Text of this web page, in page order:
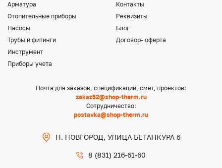
Арматура
Отопительные приборы
Насосы
Трубы и фитинги
Инструмент
Приборы учета
Контакты
Реквизиты
Блог
Договор- оферта
Почта для заказов, спецификации, смет, проектов:
zakaz52@shop-therm.ru
Сотрудничество:
postavka@shop-therm.ru
Н. НОВГОРОД, УЛИЦА БЕТАНКУРА 6
8 (831) 216-61-60